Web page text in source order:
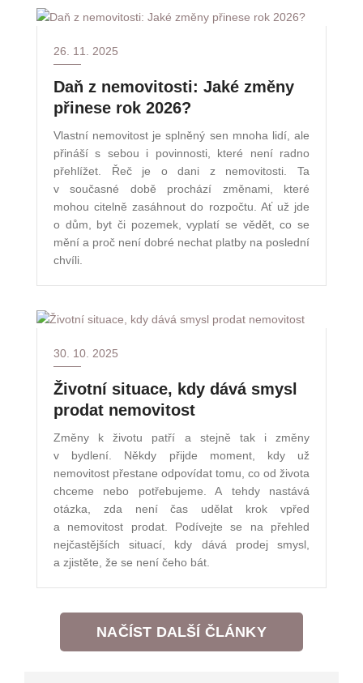
26. 11. 2025
Daň z nemovitosti: Jaké změny
přinese rok 2026?
Vlastní nemovitost je splněný sen mnoha lidí, ale
přináší s sebou i povinnosti, které není radno
přehlížet. Řeč je o dani z nemovitosti. Ta
v současné době prochází změnami, které
mohou citelně zasáhnout do rozpočtu. Ať už jde
o dům, byt či pozemek, vyplatí se vědět, co se
mění a proč není dobré nechat platby na poslední
chvíli.
30. 10. 2025
Životní situace, kdy dává smysl
prodat nemovitost
Změny k životu patří a stejně tak i změny
v bydlení. Někdy přijde moment, kdy už
nemovitost přestane odpovídat tomu, co od života
chceme nebo potřebujeme. A tehdy nastává
otázka, zda není čas udělat krok vpřed
a nemovitost prodat. Podívejte se na přehled
nejčastějších situací, kdy dává prodej smysl,
a zjistěte, že se není čeho bát.
NAČÍST DALŠÍ ČLÁNKY